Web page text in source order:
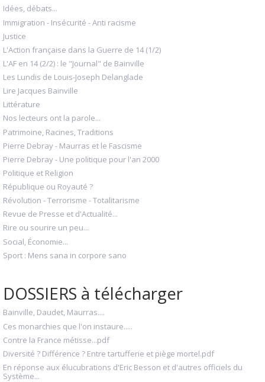
Idées, débats...
Immigration - Insécurité - Anti racisme
Justice
L'Action française dans la Guerre de 14 (1/2)
L'AF en 14 (2/2) : le "Journal" de Bainville
Les Lundis de Louis-Joseph Delanglade
Lire Jacques Bainville
Littérature
Nos lecteurs ont la parole...
Patrimoine, Racines, Traditions
Pierre Debray - Maurras et le Fascisme
Pierre Debray - Une politique pour l'an 2000
Politique et Religion
République ou Royauté ?
Révolution - Terrorisme - Totalitarisme
Revue de Presse et d'Actualité...
Rire ou sourire un peu...
Social, Économie...
Sport : Mens sana in corpore sano
DOSSIERS à télécharger
Bainville, Daudet, Maurras....
Ces monarchies que l'on instaure.....
Contre la France métisse...pdf
Diversité ? Différence ? Entre tartufferie et piège mortel.pdf
En réponse aux élucubrations d'Eric Besson et d'autres officiels du
Système...